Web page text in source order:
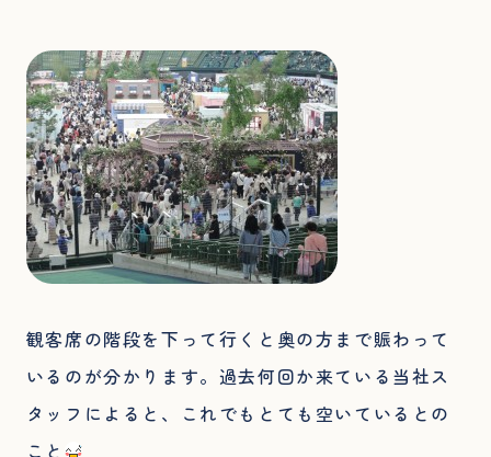
観客席の階段を下って行くと奥の方まで賑わって
いるのが分かります。過去何回か来ている当社ス
タッフによると、これでもとても空いているとの
こと